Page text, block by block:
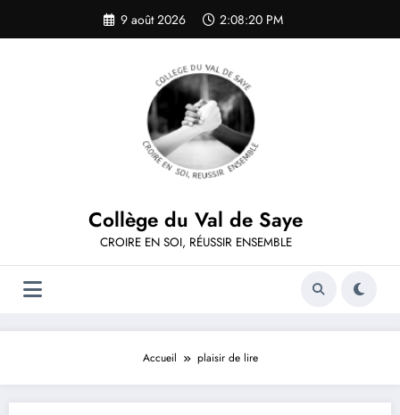
contenu
9 août 2026 2:08:21 PM
Collège du Val de Saye
CROIRE EN SOI, RÉUSSIR ENSEMBLE
Accueil plaisir de lire